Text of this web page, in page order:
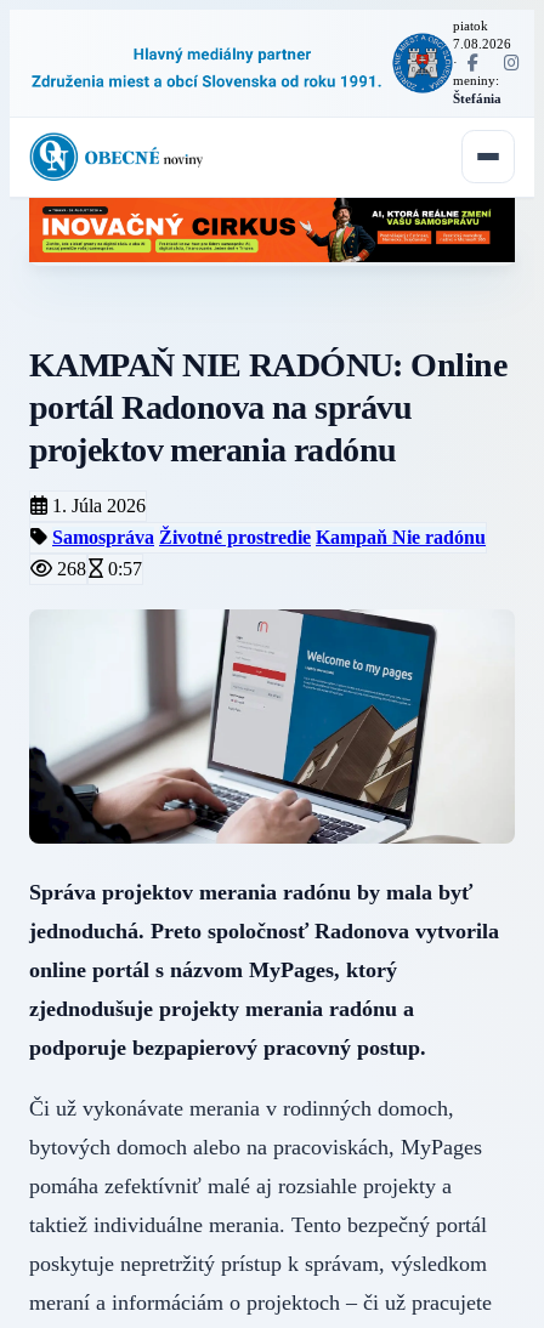
piatok
7.08.2026
·
meniny:
Štefánia
KAMPAŇ NIE RADÓNU: Online
portál Radonova na správu
projektov merania radónu
1. Júla 2026
Samospráva Životné prostredie Kampaň Nie radónu
268
0:57
Správa projektov merania radónu by mala byť
jednoduchá. Preto spoločnosť Radonova vytvorila
online portál s názvom MyPages, ktorý
zjednodušuje projekty merania radónu a
podporuje bezpapierový pracovný postup.
Či už vykonávate merania v rodinných domoch,
bytových domoch alebo na pracoviskách, MyPages
pomáha zefektívniť malé aj rozsiahle projekty a
taktiež individuálne merania. Tento bezpečný portál
poskytuje nepretržitý prístup k správam, výsledkom
meraní a informáciám o projektoch – či už pracujete